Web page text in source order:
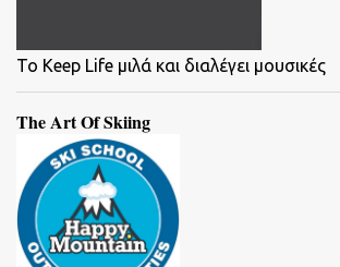
To Keep Life μιλά και διαλέγει μουσικές
The Art Of Skiing